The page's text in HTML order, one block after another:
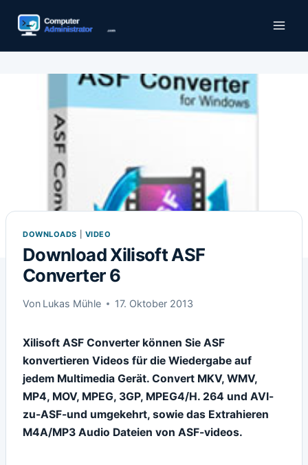
Inhalt
DOWNLOADS VIDEO
Download Xilisoft ASF
Converter 6
Von Lukas Mühle 17. Oktober 2013
Xilisoft ASF Converter können Sie ASF
konvertieren Videos für die Wiedergabe auf
jedem Multimedia Gerät. Convert MKV, WMV,
MP4, MOV, MPEG, 3GP, MPEG4/H. 264 und AVI-
zu-ASF-und umgekehrt, sowie das Extrahieren
M4A/MP3 Audio Dateien von ASF-videos.